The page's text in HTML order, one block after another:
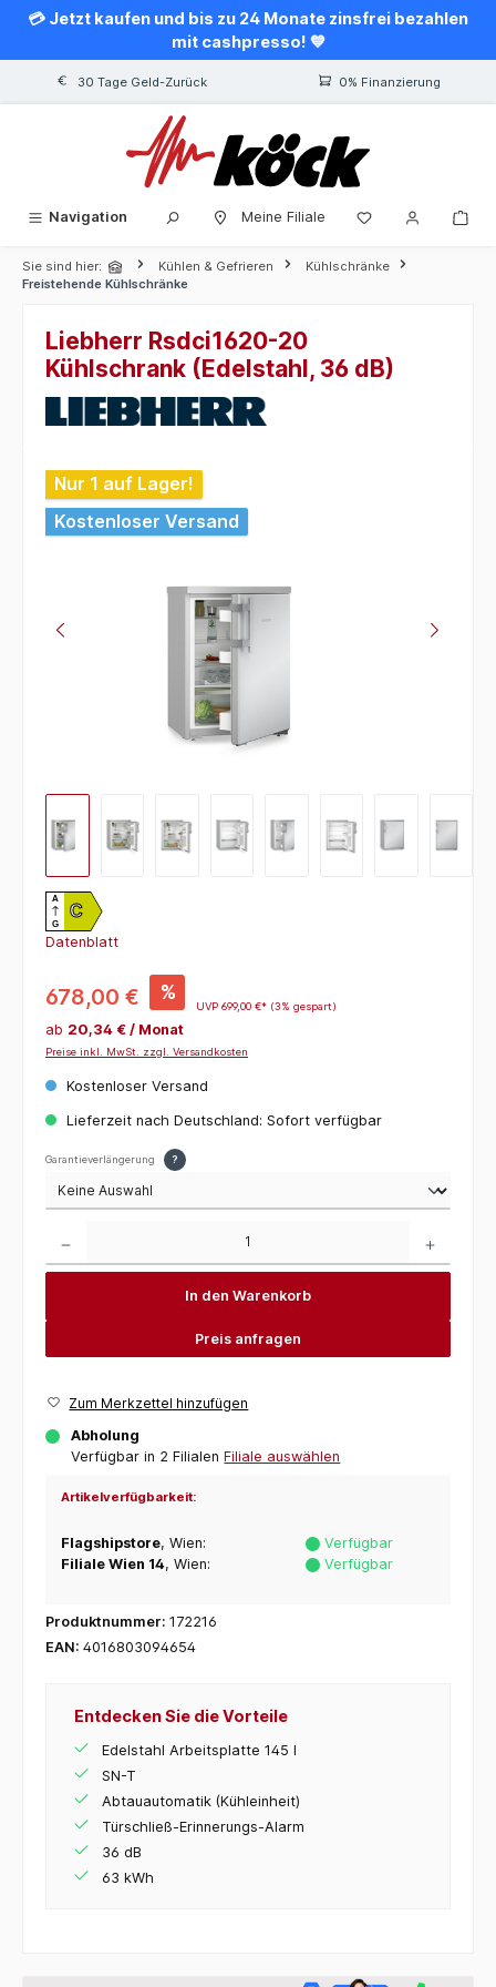
springen
💳 Jetzt kaufen und bis zu 24 Monate zinsfrei bezahlen
mit cashpresso! 💙
30 Tage Geld-Zurück 0% Finanzierung
Navigation Meine Filiale
Sie sind hier: Kühlen & Gefrieren
Kühlschränke
Freistehende Kühlschränke
Liebherr Rsdci1620-20
Kühlschrank (Edelstahl, 36 dB)
Bildergalerie überspringen
Nur 1 auf Lager!
Kostenloser Versand
C
A
G
Datenblatt
678,00 € %
UVP 699,00 €* (3% gespart)
ab 20,34 € / Monat
Preise inkl. MwSt. zzgl. Versandkosten
Kostenloser Versand
Lieferzeit nach Deutschland: Sofort verfügbar
Garantieverlängerung ?
In den Warenkorb
Preis anfragen
Zum Merkzettel hinzufügen
Abholung
Verfügbar in 2 Filialen Filiale auswählen
Artikelverfügbarkeit:
Flagshipstore, Wien:
Verfügbar
Filiale Wien 14, Wien: Verfügbar
Produktnummer: 172216
EAN: 4016803094654
Entdecken Sie die Vorteile
Edelstahl Arbeitsplatte 145 l
SN-T
Abtauautomatik (Kühleinheit)
Türschließ-Erinnerungs-Alarm
36 dB
63 kWh